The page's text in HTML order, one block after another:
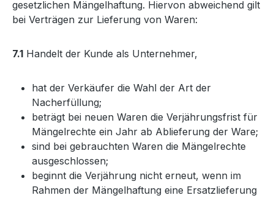
gesetzlichen Mängelhaftung. Hiervon abweichend gilt
bei Verträgen zur Lieferung von Waren:
7.1 Handelt der Kunde als Unternehmer,
hat der Verkäufer die Wahl der Art der
Nacherfüllung;
beträgt bei neuen Waren die Verjährungsfrist für
Mängelrechte ein Jahr ab Ablieferung der Ware;
sind bei gebrauchten Waren die Mängelrechte
ausgeschlossen;
beginnt die Verjährung nicht erneut, wenn im
Rahmen der Mängelhaftung eine Ersatzlieferung